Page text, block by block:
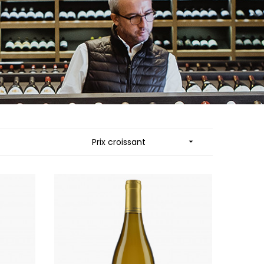
JB
ET FILS
ROLAND
MUGNERET-GIBOURG
MUGNIER JACQUES-FREDERIC
MUZARD LUCIEN
N
NAUDIN-FERRAND
NICOLAS
NOELLAT GEORGES
NOELLAT MICHEL
NOURRISSAT
PACALET PHILIPPE
PAQUET AGNES
PATAILLE LAURENT
PATAILLE SYLVAIN
PATTES-LOUP - THOMAS PICO
PERNOT ALVINA
PERNOT PAUL
PERROT-MINOT
Prix croissant 